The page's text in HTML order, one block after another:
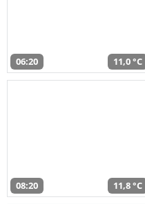
06:20 11,0 °C
08:20 11,8 °C